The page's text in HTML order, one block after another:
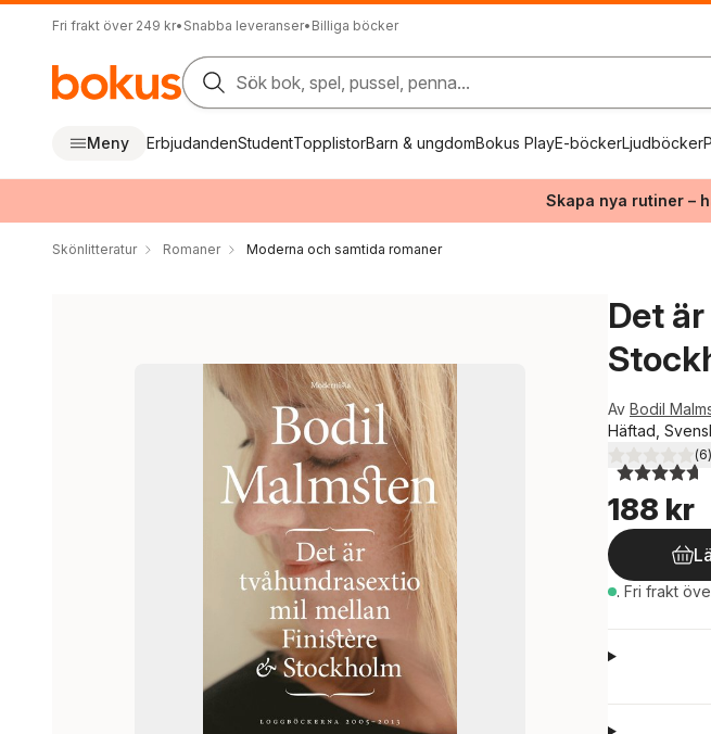
Fri frakt över 249 kr• Snabba leveranser• Billiga böcker
Sök bok, spel, pussel, penna...
Meny ErbjudandenStudentTopplistorBarn & ungdomBokus PlayE-böckerLjudböcker
Skapa nya rutiner –
Skönlitteratur Romaner Moderna och samtida romaner
Det
Av Bodil
Häftad,
4,7utav 5 (6)
188 kr
. Fri frakt